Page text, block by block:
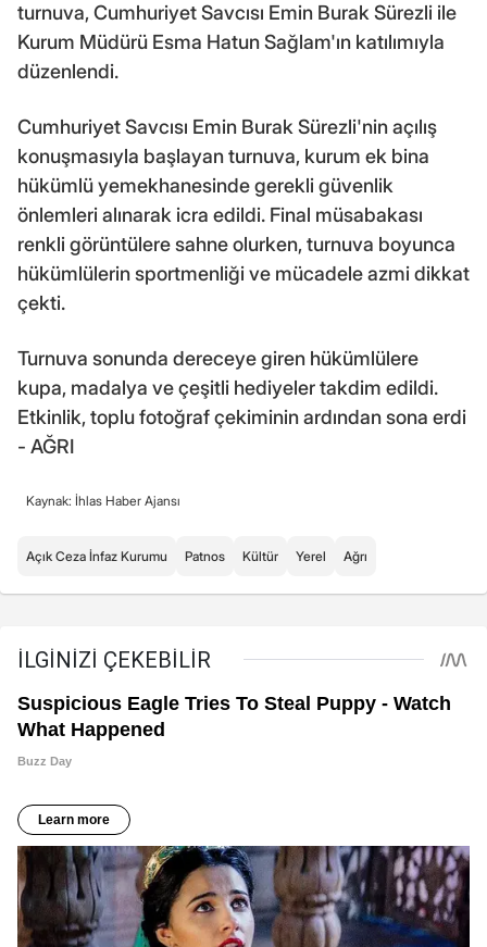
turnuva, Cumhuriyet Savcısı Emin Burak Sürezli ile
Kurum Müdürü Esma Hatun Sağlam'ın katılımıyla
düzenlendi.
Cumhuriyet Savcısı Emin Burak Sürezli'nin açılış
konuşmasıyla başlayan turnuva, kurum ek bina
hükümlü yemekhanesinde gerekli güvenlik
önlemleri alınarak icra edildi. Final müsabakası
renkli görüntülere sahne olurken, turnuva boyunca
hükümlülerin sportmenliği ve mücadele azmi dikkat
çekti.
Turnuva sonunda dereceye giren hükümlülere
kupa, madalya ve çeşitli hediyeler takdim edildi.
Etkinlik, toplu fotoğraf çekiminin ardından sona erdi
- AĞRI
Kaynak: İhlas Haber Ajansı
Açık Ceza İnfaz Kurumu Patnos Kültür Yerel Ağrı